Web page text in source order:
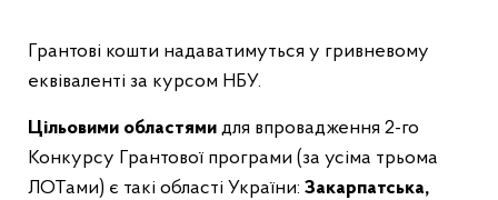
Грантові кошти надаватимуться у гривневому
еквіваленті за курсом НБУ.
Цільовими областями для впровадження 2-го
Конкурсу Грантової програми (за усіма трьома
ЛОТами) є такі області України: Закарпатська,